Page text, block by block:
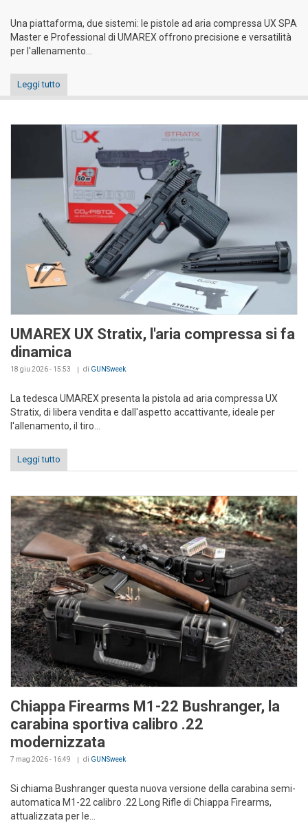
Una piattaforma, due sistemi: le pistole ad aria compressa UX SPA
Master e Professional di UMAREX offrono precisione e versatilità
per l'allenamento...
Leggi tutto
UMAREX UX Stratix, l'aria compressa si fa
dinamica
18 giu 2026 - 15:53 di GUNSweek
La tedesca UMAREX presenta la pistola ad aria compressa UX
Stratix, di libera vendita e dall'aspetto accattivante, ideale per
l'allenamento, il tiro...
Leggi tutto
Chiappa Firearms M1-22 Bushranger, la
carabina sportiva calibro .22
modernizzata
7 mag 2026 - 16:49 di GUNSweek
Si chiama Bushranger questa nuova versione della carabina semi-
automatica M1-22 calibro .22 Long Rifle di Chiappa Firearms,
attualizzata per le...